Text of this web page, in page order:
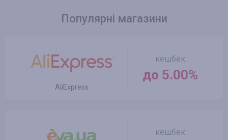
Популярні магазини
AliExpress
кешбек
до 5.00%
кешбек